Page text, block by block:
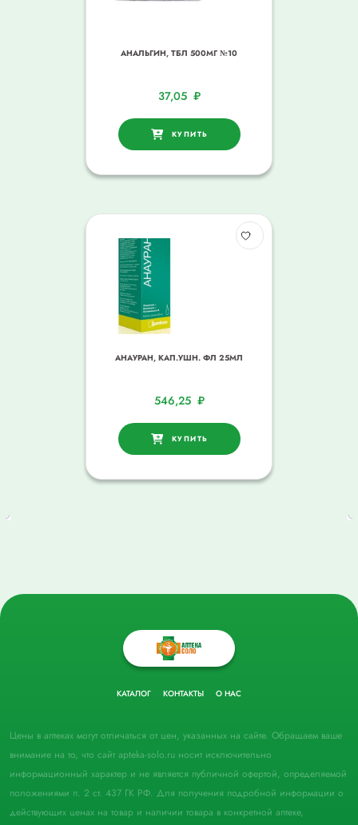
АНАЛЬГИН, ТБЛ 500МГ №10
37,05 ₽
КУПИТЬ
АНАУРАН, КАП.УШН. ФЛ 25МЛ
546,25 ₽
КУПИТЬ
КАТАЛОГ КОНТАКТЫ О НАС
Цены в аптеках могут отличаться от цен, указанных на сайте. Обращаем ваше
внимание на то, что сайт apteka-solo.ru носит исключительно
информационный характер и не является публичной офертой, определяемой
положениями п. 2 ст. 437 ГК РФ. Для получения подробной информации о
действующих ценах на товар и наличии товара в конкретной аптеке,